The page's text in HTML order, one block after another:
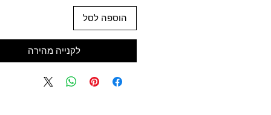
הוספה לסל
לקנייה מהירה